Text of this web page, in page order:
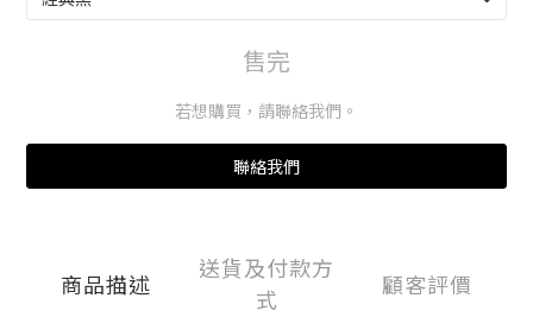
售完
若想購買，請聯絡我們。
聯絡我們
商品描述
送貨及付款方
式
顧客評價